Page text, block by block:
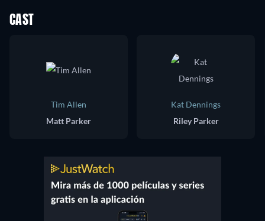
CAST
Tim Allen
Matt Parker
Kat Dennings
Riley Parker